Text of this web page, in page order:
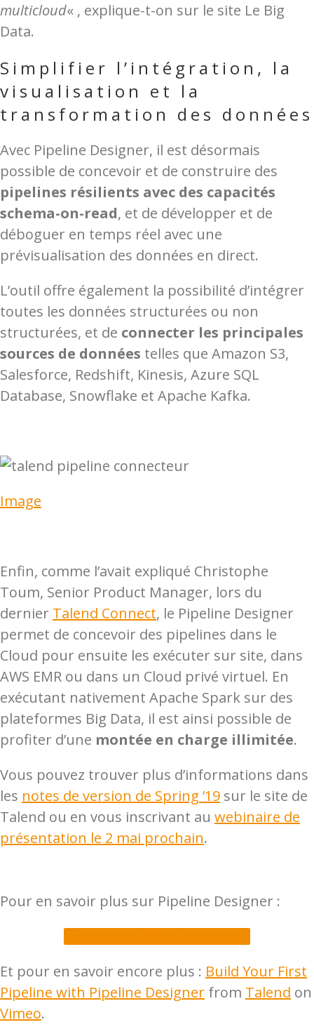
multicloud« , explique-t-on sur le site Le Big
Data.
Simplifier l’intégration, la
visualisation et la
transformation des données
Avec Pipeline Designer, il est désormais
possible de concevoir et de construire des
pipelines résilients avec des capacités
schema-on-read, et de développer et de
déboguer en temps réel avec une
prévisualisation des données en direct.
L’outil offre également la possibilité d’intégrer
toutes les données structurées ou non
structurées, et de connecter les principales
sources de données telles que Amazon S3,
Salesforce, Redshift, Kinesis, Azure SQL
Database, Snowflake et Apache Kafka.
Image
Enfin, comme l’avait expliqué Christophe
Toum, Senior Product Manager, lors du
dernier Talend Connect, le Pipeline Designer
permet de concevoir des pipelines dans le
Cloud pour ensuite les exécuter sur site, dans
AWS EMR ou dans un Cloud privé virtuel. En
exécutant nativement Apache Spark sur des
plateformes Big Data, il est ainsi possible de
profiter d’une montée en charge illimitée.
Vous pouvez trouver plus d’informations dans
les notes de version de Spring ’19 sur le site de
Talend ou en vous inscrivant au webinaire de
présentation le 2 mai prochain.
Pour en savoir plus sur Pipeline Designer :
Et pour en savoir encore plus : Build Your First
Pipeline with Pipeline Designer from Talend on
Vimeo.